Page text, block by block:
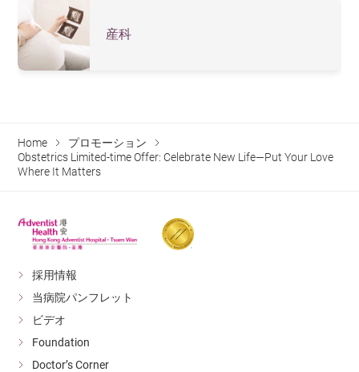
産科
Home
プロモーション
Obstetrics Limited-time Offer: Celebrate New Life—Put Your Love
Where It Matters
採用情報
当病院パンフレット
ビデオ
Foundation
Doctor’s Corner